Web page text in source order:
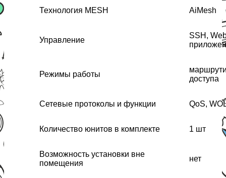
Технология MESH AiMesh
Управление
SSH,
Режимы работы
доступа
Сетевые протоколы и функции QoS,
Количество юнитов в комплекте 1 шт
Возможность установки вне
помещения
нет